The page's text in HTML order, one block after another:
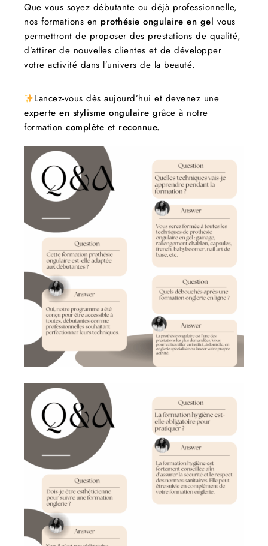
Que vous soyez débutante ou déjà professionnelle,
nos formations en prothésie ongulaire en gel vous
permettront de proposer des prestations de qualité,
d’attirer de nouvelles clientes et de développer
votre activité dans l’univers de la beauté.
Lancez-vous dès aujourd’hui et devenez une
experte en stylisme ongulaire grâce à notre
formation complète et reconnue.